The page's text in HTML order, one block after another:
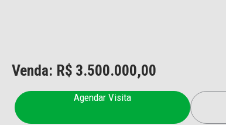
Venda: R$ 3.500.000,00
Agendar Visita